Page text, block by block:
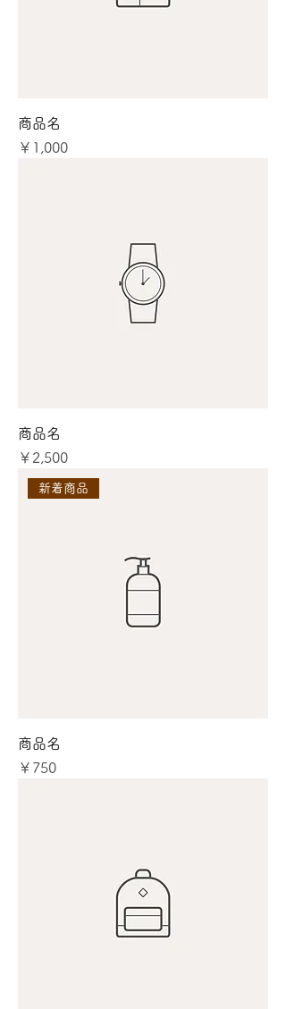
商品名
価格
￥1,000
商品名
価格
￥2,500
新着商品
商品名
価格
￥750